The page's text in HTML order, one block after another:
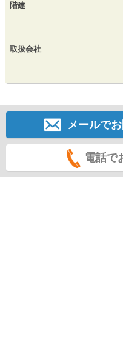
階建
取扱会社
メールで
電話で